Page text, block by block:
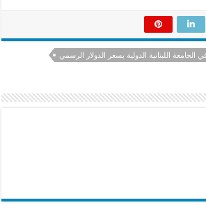
at
sA
p
ar
e
اللبنانية الدولية بسعر الدولار الرسمي